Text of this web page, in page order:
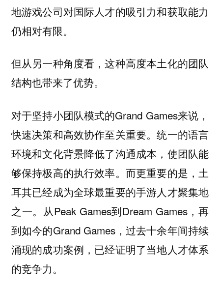
地游戏公司对国际人才的吸引力和获取能力
仍相对有限。
但从另一种角度看，这种高度本土化的团队
结构也带来了优势。
对于坚持小团队模式的Grand Games来说，
快速决策和高效协作至关重要。统一的语言
环境和文化背景降低了沟通成本，使团队能
够保持极高的执行效率。而更重要的是， 土
耳其已经成为全球最重要的手游人才聚集地
之一。
从Peak Games到Dream Games，再
到如今的Grand Games，过去十余年间持续
涌现的成功案例，已经证明了当地人才体系
的竞争力。